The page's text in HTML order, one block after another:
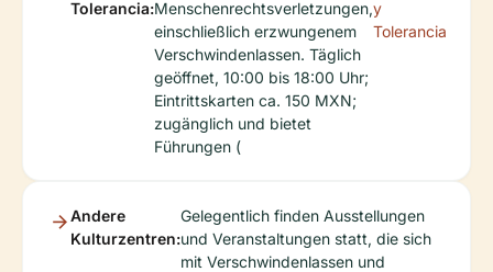
Tolerancia:Menschenrechtsverletzungen,
einschließlich erzwungenem
Verschwindenlassen. Täglich
geöffnet, 10:00 bis 18:00 Uhr;
Eintrittskarten ca. 150 MXN;
zugänglich und bietet
Führungen (
y
Tolerancia
Andere
Kulturzentren:
Gelegentlich finden Ausstellungen
und Veranstaltungen statt, die sich
mit Verschwindenlassen und